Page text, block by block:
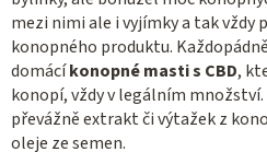
mezi nimi ale i vyjímky a tak vždy
konopného produktu.
domácíkonopné masti s CBD,
konopí, vždy v legálním
převážně extrakt či výtažek z
oleje ze semen.